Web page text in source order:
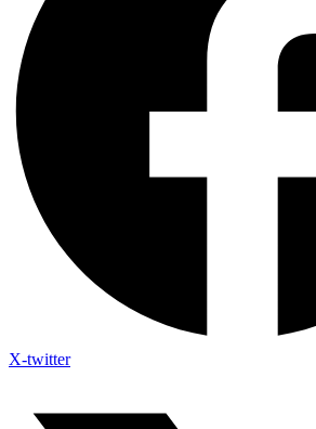
X-twitter